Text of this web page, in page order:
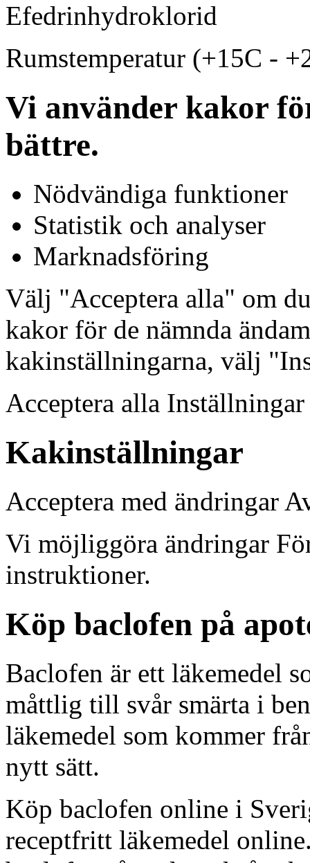
Efedrinhydroklorid
Rumstemperatur (+15C -
Vi använder kakor
bättre.
Nödvändiga funktioner
Statistik och analyser
Marknadsföring
Välj "Acceptera alla" om
kakor för de nämnda
kakinställningarna, välj
Acceptera alla
Kakinställningar
Acceptera med ändringar
Vi möjliggöra ändringar
instruktioner.
Köp baclofen på
Baclofen är ett läkemedel
måttlig till svår smärta i
läkemedel som kommer
nytt sätt.
Köp baclofen online i
receptfritt läkemedel